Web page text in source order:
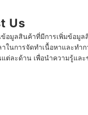
มุมมองภาพกว้างขึ้น ในราคาประห
180 องศา
Us
อมูลสินค้าที่มีการเพิ่มข้อมู
าในการจัดทำเนื้อหาและท
ต่ละด้าน เพื่อนำความรู้แล